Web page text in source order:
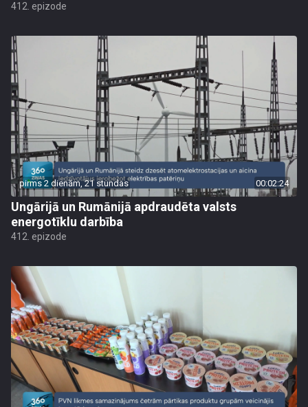
412. epizode
pirms 2 dienām, 21 stundas 00:02:24
Ungārijā un Rumānijā apdraudēta valsts
energotīklu darbība
412. epizode